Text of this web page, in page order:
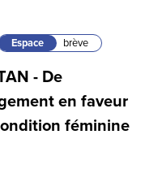
Espace brève
- De
en faveur
féminine